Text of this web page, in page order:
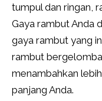
tumpul dan ringan,
Gaya rambut Anda
gaya rambut yang
rambut
menambahkan
panjang Anda.